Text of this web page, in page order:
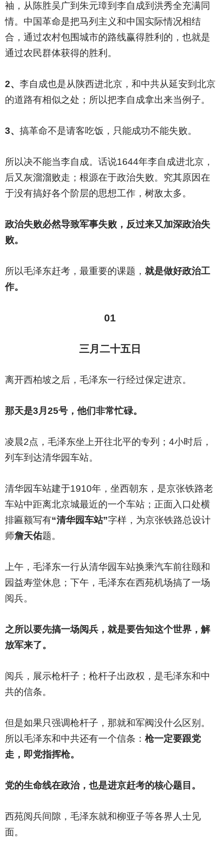
袖，从陈胜吴广到朱元璋到李自成到洪秀全充满同
情。中国革命是把马列主义和中国实际情况相结
合，通过农村包围城市的路线赢得胜利的，也就是
通过农民群体获得的胜利。
2、 李自成也是从陕西进北京，和中共从延安到北京
的道路有相似之处；所以把李自成拿出来当例子。
3、 搞革命不是请客吃饭，只能成功不能失败。
所以决不能当李自成。话说1644年李自成进北京，
后又灰溜溜败走；根源在于政治失败。究其原因在
于没有搞好各个阶层的思想工作，树敌太多。
政治失败必然导致军事失败，反过来又加深政治失
败。
所以毛泽东赶考，最重要的课题， 就是做好政治工
作。
01
三月二十五日
离开西柏坡之后，毛泽东一行经过保定进京。
那天是3月25号，他们非常忙碌。
凌晨2点，毛泽东坐上开往北平的专列；4小时后，
列车到达清华园车站。
清华园车站建于1910年，坐西朝东，是京张铁路老
车站中距离北京城最近的一个车站；正面入口处横
排匾额写有“清华园车站”字样，为京张铁路总设计
师詹天佑题。
上午，毛泽东一行从清华园车站换乘汽车前往颐和
园益寿堂休息；下午，毛泽东在西苑机场搞了一场
阅兵。
之所以要先搞一场阅兵，就是要告知这个世界，解
放军来了。
阅兵，展示枪杆子；枪杆子出政权，是毛泽东和中
共的信条。
但是如果只强调枪杆子，那就和军阀没什么区别。
所以毛泽东和中共还有一个信条： 枪一定要跟党
走，即党指挥枪。
党的生命线在政治，也是进京赶考的核心题目。
西苑阅兵间隙，毛泽东就和柳亚子等各界人士见
面。